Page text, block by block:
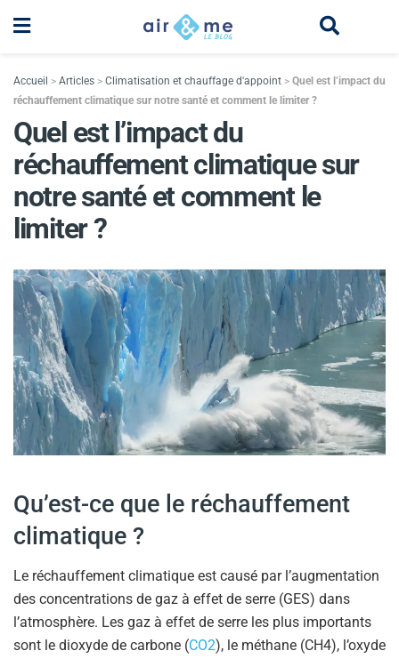
Accueil > Articles > Climatisation et chauffage d'appoint > Quel est l’impact du
réchauffement climatique sur notre santé et comment le limiter ?
Quel est l’impact du
réchauffement climatique sur
notre santé et comment le
limiter ?
Qu’est-ce que le réchauffement
climatique ?
Le réchauffement climatique est causé par l’augmentation
des concentrations de gaz à effet de serre (GES) dans
l’atmosphère. Les gaz à effet de serre les plus importants
sont le dioxyde de carbone (CO2), le méthane (CH4), l’oxyde